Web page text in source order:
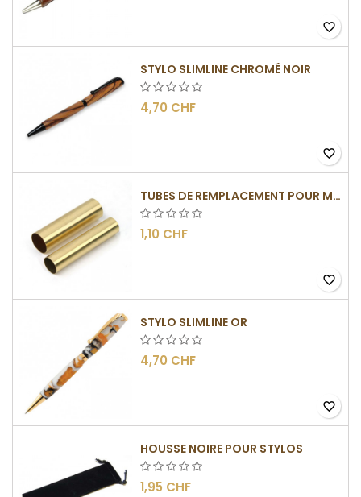
favorite_border
STYLO SLIMLINE CHROMÉ NOIR
4,70 CHF
favorite_border
TUBES DE REMPLACEMENT POUR MÉCANISMES SLIMLINE
1,10 CHF
favorite_border
STYLO SLIMLINE OR
4,70 CHF
favorite_border
HOUSSE NOIRE POUR STYLOS
1,95 CHF